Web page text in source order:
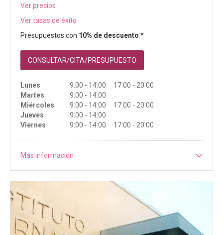
Ver precios
Ver tasas de éxito
Presupuestos con 10% de descuento *
CONSULTAR/CITA/PRESUPUESTO
Lunes
9:00 - 14:00 17:00 - 20:00
Martes
9:00 - 14:00
Miércoles
9:00 - 14:00 17:00 - 20:00
Jueves
9:00 - 14:00
Viernes
9:00 - 14:00 17:00 - 20:00
Más información